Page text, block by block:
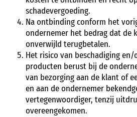
schadevergoeding.
Na ontbinding conform het
ondernemer het bedrag dat de
onverwijld terugbetalen.
Het risico van beschadiging en/
producten berust bij de
van bezorging aan de klant of
en aan de ondernemer
vertegenwoordiger, tenzij
overeengekomen.